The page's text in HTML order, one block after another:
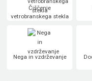
Čiščenje
vetrobranskega stekla
Nega in vzdrževanje